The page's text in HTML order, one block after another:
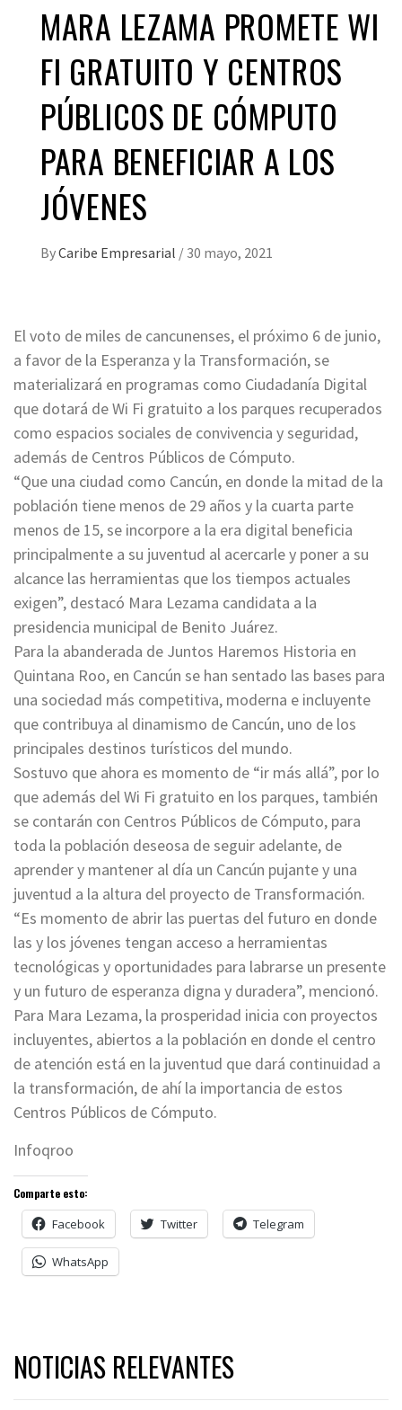
MARA LEZAMA PROMETE WI
FI GRATUITO Y CENTROS
PÚBLICOS DE CÓMPUTO
PARA BENEFICIAR A LOS
JÓVENES
ByCaribe Empresarial / 30 mayo, 2021
El voto de miles de cancunenses, el próximo 6 de junio,
a favor de la Esperanza y la Transformación, se
materializará en programas como Ciudadanía Digital
que dotará de Wi Fi gratuito a los parques recuperados
como espacios sociales de convivencia y seguridad,
además de Centros Públicos de Cómputo.
“Que una ciudad como Cancún, en donde la mitad de la
población tiene menos de 29 años y la cuarta parte
menos de 15, se incorpore a la era digital beneficia
principalmente a su juventud al acercarle y poner a su
alcance las herramientas que los tiempos actuales
exigen”, destacó Mara Lezama candidata a la
presidencia municipal de Benito Juárez.
Para la abanderada de Juntos Haremos Historia en
Quintana Roo, en Cancún se han sentado las bases para
una sociedad más competitiva, moderna e incluyente
que contribuya al dinamismo de Cancún, uno de los
principales destinos turísticos del mundo.
Sostuvo que ahora es momento de “ir más allá”, por lo
que además del Wi Fi gratuito en los parques, también
se contarán con Centros Públicos de Cómputo, para
toda la población deseosa de seguir adelante, de
aprender y mantener al día un Cancún pujante y una
juventud a la altura del proyecto de Transformación.
“Es momento de abrir las puertas del futuro en donde
las y los jóvenes tengan acceso a herramientas
tecnológicas y oportunidades para labrarse un presente
y un futuro de esperanza digna y duradera”, mencionó.
Para Mara Lezama, la prosperidad inicia con proyectos
incluyentes, abiertos a la población en donde el centro
de atención está en la juventud que dará continuidad a
la transformación, de ahí la importancia de estos
Centros Públicos de Cómputo.
Infoqroo
Comparte esto:
Facebook Twitter Telegram
WhatsApp
NOTICIAS RELEVANTES